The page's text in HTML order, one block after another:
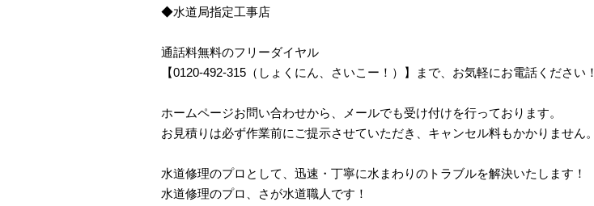
◆水道局指定工事店
通話料無料のフリーダイヤル
【0120-492-315（しょくにん、さいこー！）】まで、お気軽にお電話ください！
ホームページお問い合わせから、メールでも受け付けを行っております。
お見積りは必ず作業前にご提示させていただき、キャンセル料もかかりません。
水道修理のプロとして、迅速・丁寧に水まわりのトラブルを解決いたします！
水道修理のプロ、さが水道職人です！